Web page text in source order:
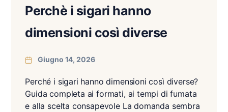
Perchè i sigari hanno
dimensioni così diverse
Giugno 14, 2026
Perché i sigari hanno dimensioni così diverse?
Guida completa ai formati, ai tempi di fumata
e alla scelta consapevole La domanda sembra